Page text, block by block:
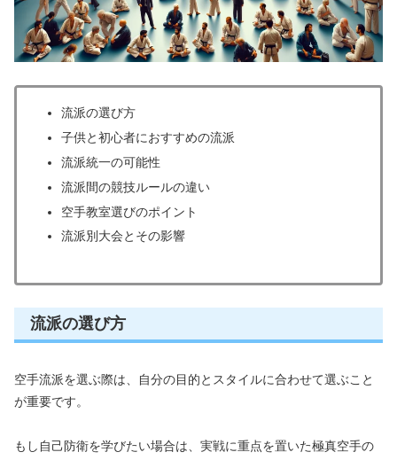
流派の選び方
子供と初心者におすすめの流派
流派統一の可能性
流派間の競技ルールの違い
空手教室選びのポイント
流派別大会とその影響
流派の選び方
空手流派を選ぶ際は、自分の目的とスタイルに合わせて選ぶこと
が重要です。
もし自己防衛を学びたい場合は、実戦に重点を置いた極真空手の